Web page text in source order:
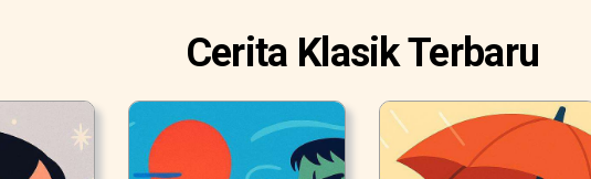
Cerita Klasik Terbaru